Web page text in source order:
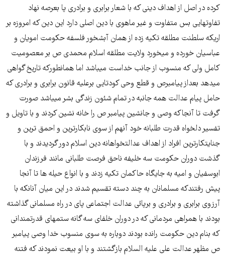
کرده در اصل از اهداف دینی که با شعار برابری و برادری پا بعرصه نهاد
تفاوتهایی بس متفاوت و غیر ماهوی با دین اصلی دارد این دین که امروزه بر
اریکه سلطنت مطلقه تکیه زده از همان آبشخور فلسفه حکومت امویان و
عباسیان خورده و میخورد ولایت مطلقه اسلام محمدی ص بر معصومیت
کامل ولی که منسوب از جانب خداست میباشد اما همانطورکه تاریخ گواهی
میدهد بعداز پیامبرص و قطع وحی کودتایی برعلیه قانون برابری و برادری که
حامل پیام عدالت همه جانبه در تمام شئون زندگی بشر میباشد صورت
گرفت تا آنجاکه وصی و جانشین پیامبر ص را خانه نشین کردند و با تاویل و
تفسیر دلخواه قدرت طلبانه خود آنهم از سوی نابکارترین و احمق ترین و
جنایتکارترین افراد از اهداف عدالتخواهانه دین اسلام دور گردیدند و با
گذشت دوران حکومت سه خلیفه ناحق فرصت طلبانی مانند فرزندان
ابوسفیان و امیه به جایگاه حاکمان تکیه زدند و با انواع حیله ها تا آنجا
پیش رفتندکه مسلمانان به چند دسته تقسیم شدند در این میان آنانکه با
آرزوی برابری و برادری و برپائی عدالت اجتماعی پای در راه مسلمانی گذاشته
بودند با همراهی مردمانی که در دوران خلفای سه گانه ستمهای قدرتمندانی
که بنام دین حکومت رانده بودند دوباره به سوی منسوب خدا وصی پیامبر
ص مظهر عدالت علی علیه السلام بازگشتند و با او بیعت نمودند که فتنه